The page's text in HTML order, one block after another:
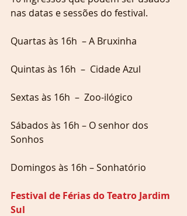
nas datas e sessões do festival.
Quartas às 16h  – A Bruxinha
Quintas às 16h  –  Cidade Azul
Sextas às 16h  –  Zoo-ilógico
Sábados às 16h – O senhor dos
Sonhos
Domingos às 16h – Sonhatório
Festival de Férias do Teatro Jardim
Sul